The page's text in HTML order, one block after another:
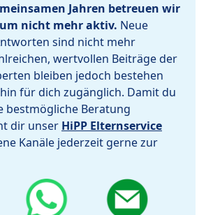
Jahren betreuen wir
nicht mehr aktiv. Neue
sind nicht mehr
wertvollen Beiträge der
bleiben jedoch bestehen
für dich zugänglich. Damit du
bestmögliche Beratung
dir unser HiPP Elternservice
Kanäle jederzeit gerne zur